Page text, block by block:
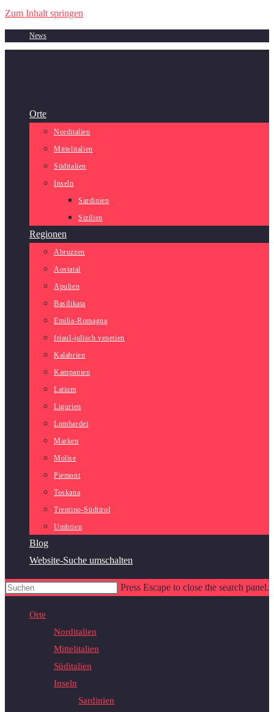
Zum Inhalt springen
News
Orte
Norditalien
Mittelitalien
Süditalien
Inseln
Sardinien
Sizilien
Regionen
Abruzzen
Aostatal
Apulien
Basilikata
Emilia-Romagna
friaul-julisch venetien
Kalabrien
Kampanien
Latium
Ligurien
Lombardei
Marken
Molise
Piemont
Toskana
Trentino-Südtirol
Umbrien
Blog
Website-Suche umschalten
Press Escape to close the search panel.
Orte
Norditalien
Mittelitalien
Süditalien
Inseln
Sardinien